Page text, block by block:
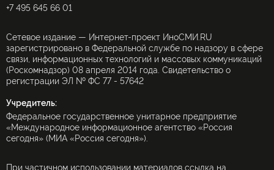
+7 495 645 66 01
Сетевое издание — Интернет-проект ИноСМИ.RU
зарегистрировано в Федеральной службе по надзору в сфере
связи, информационных технологий и массовых коммуникаций
(Роскомнадзор) 08 апреля 2014 года. Свидетельство о
регистрации ЭЛ № ФС 77 - 57642
Учредитель:
Федеральное государственное унитарное предприятие
«Международное информационное агентство «Россия
сегодня» (МИА «Россия сегодня»).
При частичном использовании материалов ссылка на